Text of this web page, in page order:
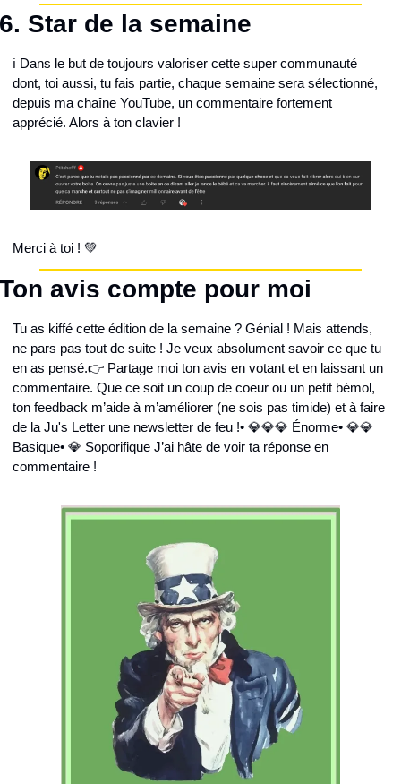
6. Star de la semaine
ℹ️ Dans le but de toujours valoriser cette super communauté
dont, toi aussi, tu fais partie, chaque semaine sera sélectionné,
depuis ma chaîne YouTube, un commentaire fortement
apprécié. Alors à ton clavier !
Merci à toi ! 💚
Ton avis compte pour moi
Tu as kiffé cette édition de la semaine ? Génial ! Mais attends,
ne pars pas tout de suite ! Je veux absolument savoir ce que tu
en as pensé.👉 Partage moi ton avis en votant et en laissant un
commentaire. Que ce soit un coup de coeur ou un petit bémol,
ton feedback m’aide à m’améliorer (ne sois pas timide) et à faire
de la Ju's Letter une newsletter de feu !• 💎💎💎 Énorme• 💎💎
Basique• 💎 Soporifique J’ai hâte de voir ta réponse en
commentaire !